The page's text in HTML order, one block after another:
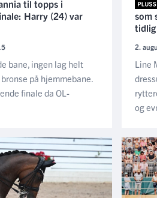
til topps i
Harry (24) var
bane, ingen lag helt
på hjemmebane.
finale da OL-
som
2.
Line
og